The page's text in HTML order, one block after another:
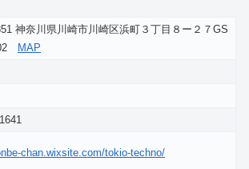
神奈川県川崎市川崎区浜町３丁目８ー２７GS
MAP
chan.wixsite.com/tokio-techno/